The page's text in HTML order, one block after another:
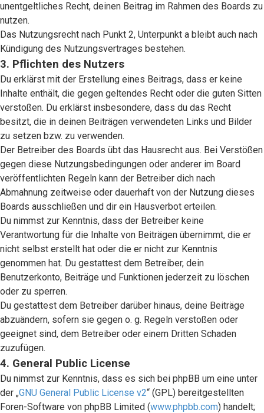
unentgeltliches Recht, deinen Beitrag im Rahmen des Boards zu
nutzen.
Das Nutzungsrecht nach Punkt 2, Unterpunkt a bleibt auch nach
Kündigung des Nutzungsvertrages bestehen.
3. Pflichten des Nutzers
Du erklärst mit der Erstellung eines Beitrags, dass er keine
Inhalte enthält, die gegen geltendes Recht oder die guten Sitten
verstoßen. Du erklärst insbesondere, dass du das Recht
besitzt, die in deinen Beiträgen verwendeten Links und Bilder
zu setzen bzw. zu verwenden.
Der Betreiber des Boards übt das Hausrecht aus. Bei Verstößen
gegen diese Nutzungsbedingungen oder anderer im Board
veröffentlichten Regeln kann der Betreiber dich nach
Abmahnung zeitweise oder dauerhaft von der Nutzung dieses
Boards ausschließen und dir ein Hausverbot erteilen.
Du nimmst zur Kenntnis, dass der Betreiber keine
Verantwortung für die Inhalte von Beiträgen übernimmt, die er
nicht selbst erstellt hat oder die er nicht zur Kenntnis
genommen hat. Du gestattest dem Betreiber, dein
Benutzerkonto, Beiträge und Funktionen jederzeit zu löschen
oder zu sperren.
Du gestattest dem Betreiber darüber hinaus, deine Beiträge
abzuändern, sofern sie gegen o. g. Regeln verstoßen oder
geeignet sind, dem Betreiber oder einem Dritten Schaden
zuzufügen.
4. General Public License
Du nimmst zur Kenntnis, dass es sich bei phpBB um eine unter
der „GNU General Public License v2“ (GPL) bereitgestellten
Foren-Software von phpBB Limited (www.phpbb.com) handelt;